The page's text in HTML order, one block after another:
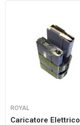
ROYAL
Caricatore Elettrico